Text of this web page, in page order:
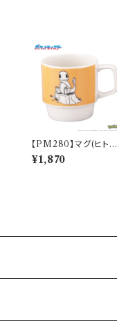
【PM280】マグ(ヒトカ
ゲ)【Daily Sketch】P
M282-11
¥1,870